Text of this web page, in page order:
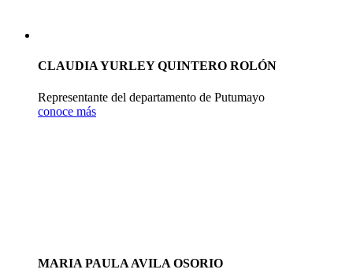
CLAUDIA YURLEY QUINTERO ROLÓN
Representante del departamento de Putumayo
conoce más
MARIA PAULA AVILA OSORIO